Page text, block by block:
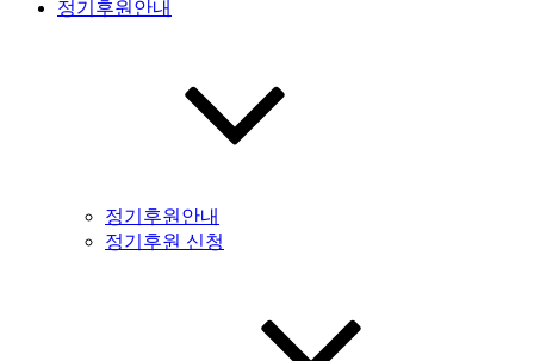
정기후원안내
정기후원안내
정기후원 신청